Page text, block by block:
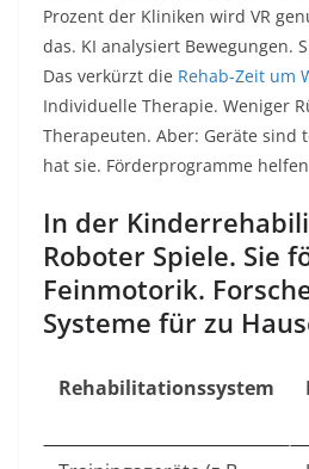
Prozent der Kliniken wird VR
das. KI analysiert Bewegungen.
Das verkürzt die Rehab-Zeit um
Individuelle Therapie. Weniger
Therapeuten. Aber: Geräte sind
hat sie. Förderprogramme
In der
Roboter Spiele. Sie
Feinmotorik.
Systeme für zu
Rehabilitationssystem